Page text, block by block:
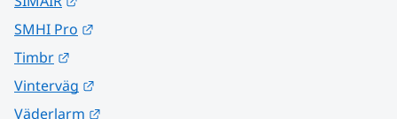
SMHI Pro
Timbr
Vinterväg
Väderlarm